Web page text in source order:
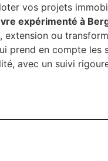
vos projets
expérimenté à
ou
prend en compte
avec un suivi